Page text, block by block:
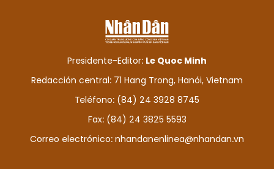
Presidente-Editor: Le Quoc Minh
Redacción central: 71 Hang Trong, Hanói, Vietnam
Teléfono: (84) 24 3928 8745
Fax: (84) 24 3825 5593
Correo electrónico: nhandanenlinea@nhandan.vn